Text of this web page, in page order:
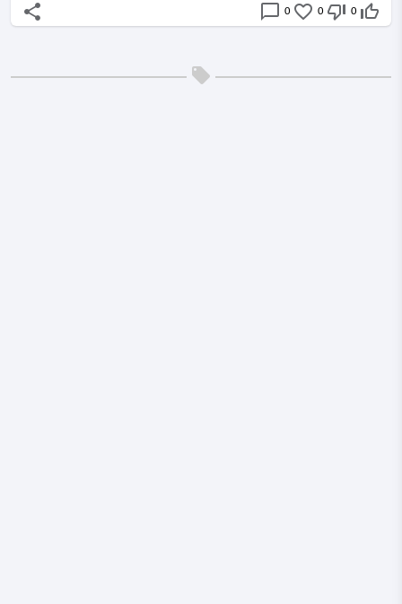
thumb_up_off_alt
0
thumb_down_off_alt
0
favorite_border
0
chat_bubble_outline
share